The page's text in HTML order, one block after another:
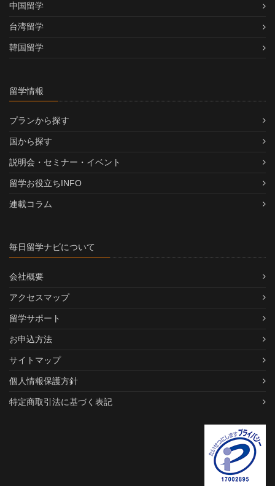
中国留学
台湾留学
韓国留学
留学情報
プランから探す
国から探す
説明会・セミナー・イベント
留学お役立ちINFO
連載コラム
毎日留学ナビについて
会社概要
アクセスマップ
留学サポート
お申込方法
サイトマップ
個人情報保護方針
特定商取引法に基づく表記